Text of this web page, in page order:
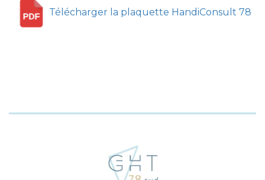
Télécharger la plaquette HandiConsult 78